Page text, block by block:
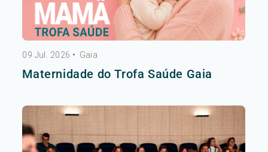
09 Jul. 2026 • Gaia
Maternidade do Trofa Saúde Gaia